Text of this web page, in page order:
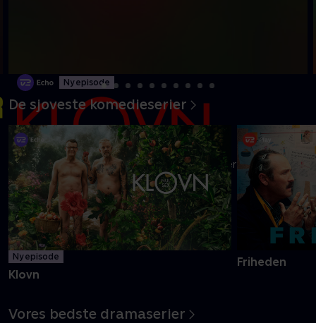
Ny episode
Danmarks pinligste makkerpar Frank og Casper navigerer livet
med tvivlsom succes
Mere info
De sjoveste komedieserier
Ny episode
Klovn
Friheden
Vores bedste dramaserier